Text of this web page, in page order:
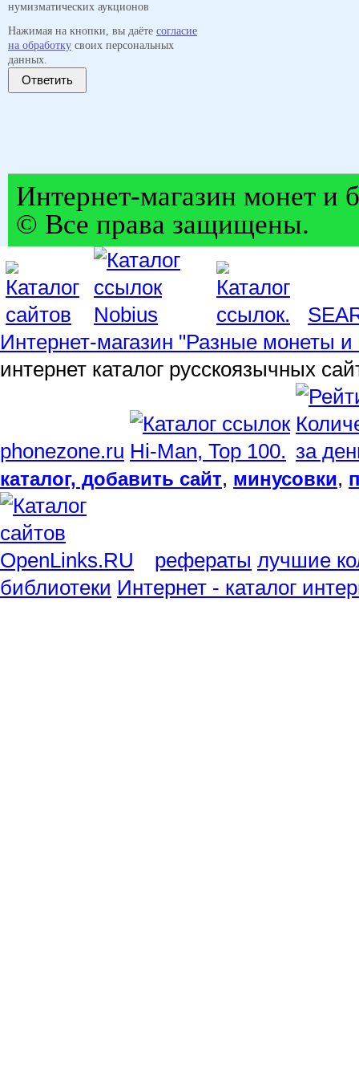
нумизматических аукционов
Нажимая на кнопки, вы даёте согласие
на обработку своих персональных
данных.
Ответить
Интернет-магазин монет и
© Все права защищены.
Интернет-магазин "Разные монеты и
интернет каталог русскоязычных
phonezone.ru
каталог, добавить сайт, минусовки,
рефераты лучшие
библиотеки Интернет - каталог